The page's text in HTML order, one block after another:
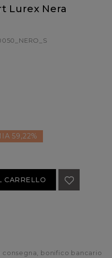
Lurex Nera
59,22%
CARRELLO
consegna, bonifico bancario